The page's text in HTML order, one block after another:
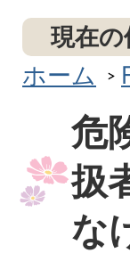
現在の
ホーム
危
扱
な